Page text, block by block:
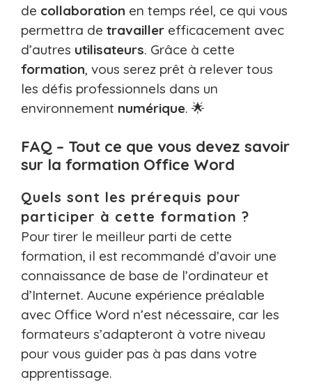
de collaboration en temps réel, ce qui vous
permettra de travailler efficacement avec
d’autres utilisateurs. Grâce à cette
formation, vous serez prêt à relever tous
les défis professionnels dans un
environnement numérique. 🌟
FAQ – Tout ce que vous devez savoir
sur la formation Office Word
Quels sont les prérequis pour
participer à cette formation ?
Pour tirer le meilleur parti de cette
formation, il est recommandé d’avoir une
connaissance de base de l’ordinateur et
d’Internet. Aucune expérience préalable
avec Office Word n’est nécessaire, car les
formateurs s’adapteront à votre niveau
pour vous guider pas à pas dans votre
apprentissage.